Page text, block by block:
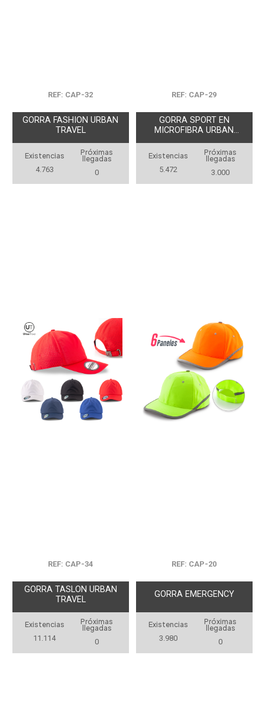
REF: CAP-32
GORRA FASHION URBAN
TRAVEL
Existencias
4.763
Próximas
llegadas
0
REF: CAP-29
GORRA SPORT EN
MICROFIBRA URBAN
Existencias
5.472
Próximas
llegadas
3.000
REF: CAP-34
GORRA TASLON URBAN
TRAVEL
Existencias
11.114
Próximas
llegadas
0
REF: CAP-20
GORRA EMERGENCY
Existencias
3.980
Próximas
llegadas
0